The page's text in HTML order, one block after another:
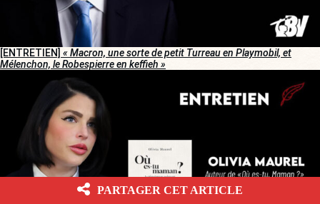
[ENTRETIEN] « Macron, une sorte de petit Turreau en Playmobil, et
Mélenchon, le Robespierre en keffieh »
PARTAGER CET ARTICLE